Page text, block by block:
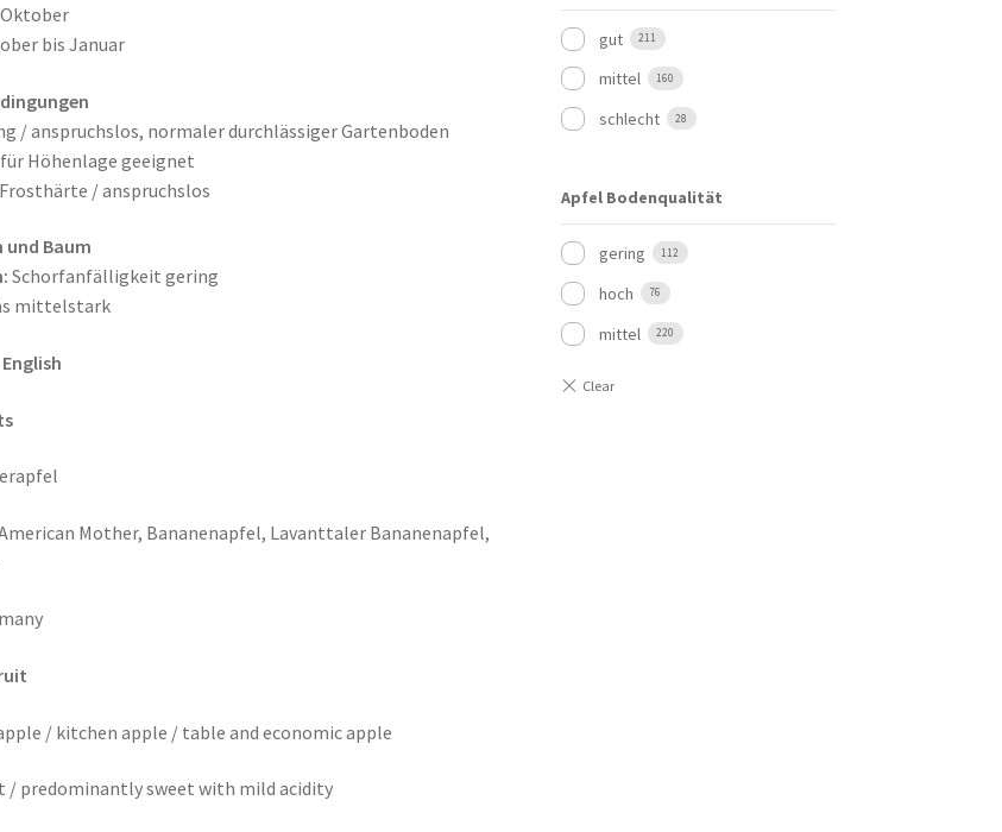
Oktober
bis Januar
/ anspruchslos, normaler durchlässiger Gartenboden
für Höhenlage geeignet
/ anspruchslos
und Baum
Schorfanfälligkeit gering
mittelstark
Mother, Bananenapfel, Lavanttaler Bananenapfel,
/ kitchen apple / table and economic apple
/ predominantly sweet with mild acidity
gut 211
mittel 160
schlecht 28
Apfel Bodenqualität
gering 112
hoch 76
mittel 220